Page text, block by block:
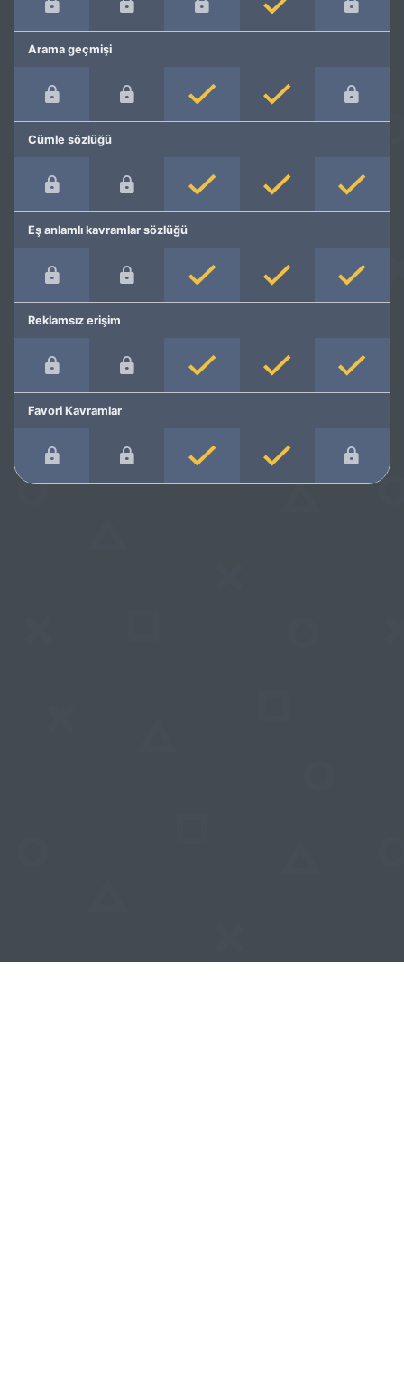
Arama geçmişi
Cümle sözlüğü
Eş anlamlı kavramlar sözlüğü
Reklamsız erişim
Favori Kavramlar